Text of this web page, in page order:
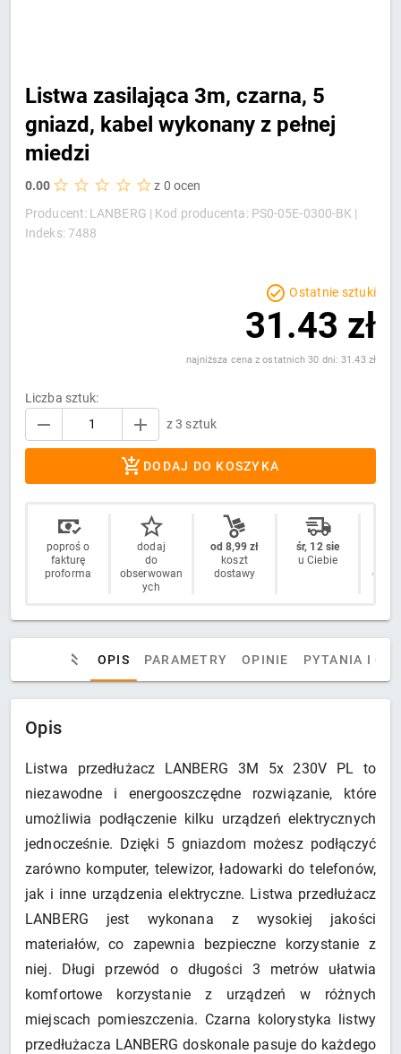
Listwa zasilająca 3m, czarna, 5
gniazd, kabel wykonany z pełnej
miedzi
0.00
z 0 ocen
Producent: LANBERG | Kod producenta: PS0-05E-0300-BK |
Indeks: 7488
Ostatnie sztuki
31.43 zł
najniższa cena z ostatnich 30 dni: 31.43 zł
Liczba sztuk:
z 3 sztuk
DODAJ DO KOSZYKA
poproś o
fakturę
proforma
dodaj
do
obserwowan
ych
od 8,99 zł
koszt
dostawy
śr, 12 sie
u Ciebie
OPIS PARAMETRY OPINIE PYTANIA I
Opis
Listwa przedłużacz LANBERG 3M 5x 230V PL to
niezawodne i energooszczędne rozwiązanie, które
umożliwia podłączenie kilku urządzeń elektrycznych
jednocześnie. Dzięki 5 gniazdom możesz podłączyć
zarówno komputer, telewizor, ładowarki do telefonów,
jak i inne urządzenia elektryczne. Listwa przedłużacz
LANBERG jest wykonana z wysokiej jakości
materiałów, co zapewnia bezpieczne korzystanie z
niej. Długi przewód o długości 3 metrów ułatwia
komfortowe korzystanie z urządzeń w różnych
miejscach pomieszczenia. Czarna kolorystyka listwy
przedłużacza LANBERG doskonale pasuje do każdego